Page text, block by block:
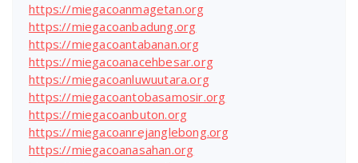
https://miegacoanmagetan.org
https://miegacoanbadung.org
https://miegacoantabanan.org
https://miegacoanacehbesar.org
https://miegacoanluwuutara.org
https://miegacoantobasamosir.org
https://miegacoanbuton.org
https://miegacoanrejanglebong.org
https://miegacoanasahan.org